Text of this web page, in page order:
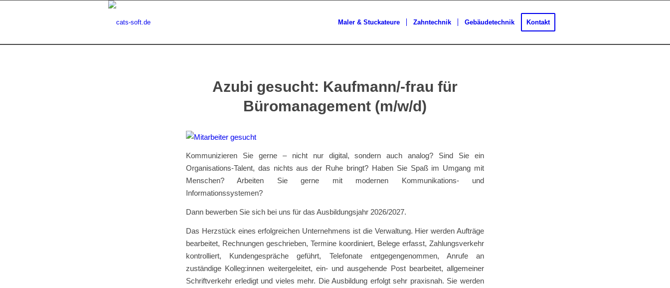
Maler & Stuckateure Zahntechnik Gebäudetechnik Kontakt
Azubi gesucht: Kaufmann/-frau für
Büromanagement (m/w/d)
Kommunizieren Sie gerne – nicht nur digital, sondern auch analog? Sind Sie ein
Organisations-Talent, das nichts aus der Ruhe bringt? Haben Sie Spaß im Umgang mit
Menschen? Arbeiten Sie gerne mit modernen Kommunikations- und
Informationssystemen?
Dann bewerben Sie sich bei uns für das Ausbildungsjahr 2026/2027.
Das Herzstück eines erfolgreichen Unternehmens ist die Verwaltung. Hier werden Aufträge
bearbeitet, Rechnungen geschrieben, Termine koordiniert, Belege erfasst, Zahlungsverkehr
kontrolliert, Kundengespräche geführt, Telefonate entgegengenommen, Anrufe an
zuständige Kolleg:innen weitergeleitet, ein- und ausgehende Post bearbeitet, allgemeiner
Schriftverkehr erledigt und vieles mehr. Die Ausbildung erfolgt sehr praxisnah. Sie werden